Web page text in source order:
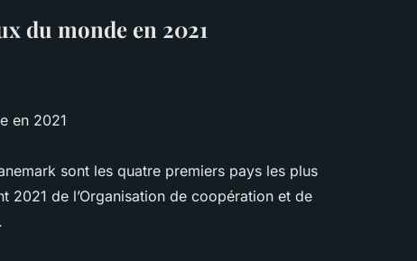
du monde en 2021
en 2021
sont les quatre premiers pays les plus
2021 de l’Organisation de coopération et de